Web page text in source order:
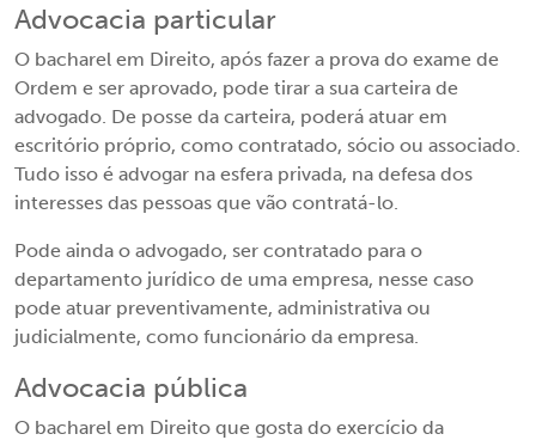
Advocacia particular
O bacharel em Direito, após fazer a prova do exame de
Ordem e ser aprovado, pode tirar a sua carteira de
advogado. De posse da carteira, poderá atuar em
escritório próprio, como contratado, sócio ou associado.
Tudo isso é advogar na esfera privada, na defesa dos
interesses das pessoas que vão contratá-lo.
Pode ainda o advogado, ser contratado para o
departamento jurídico de uma empresa, nesse caso
pode atuar preventivamente, administrativa ou
judicialmente, como funcionário da empresa.
Advocacia pública
O bacharel em Direito que gosta do exercício da